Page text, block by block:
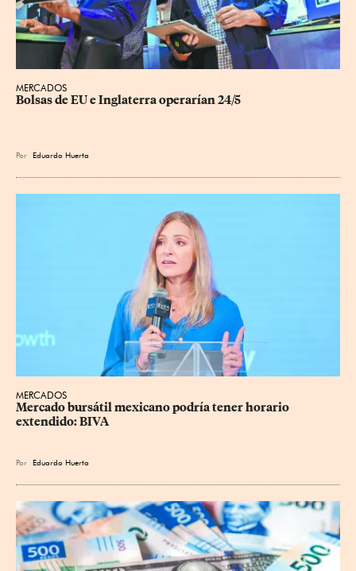
MERCADOS
Bolsas de EU e Inglaterra operarían 24/5
Por Eduardo Huerta
MERCADOS
Mercado bursátil mexicano podría tener horario
extendido: BIVA
Por Eduardo Huerta